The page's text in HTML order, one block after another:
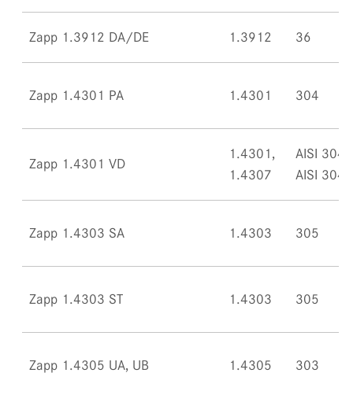
Zapp 1.3912 DA/DE 1.3912 36
Zapp 1.4301 PA 1.4301 304
Zapp 1.4301 VD
1.4301,
1.4307
AISI 304,
AISI 304L
Zapp 1.4303 SA 1.4303 305
Zapp 1.4303 ST 1.4303 305
Zapp 1.4305 UA, UB 1.4305 303